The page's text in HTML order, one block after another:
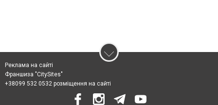
Реклама на сайті
Франшиза "CitySites"
+38099 532 0532 розміщення на сайті